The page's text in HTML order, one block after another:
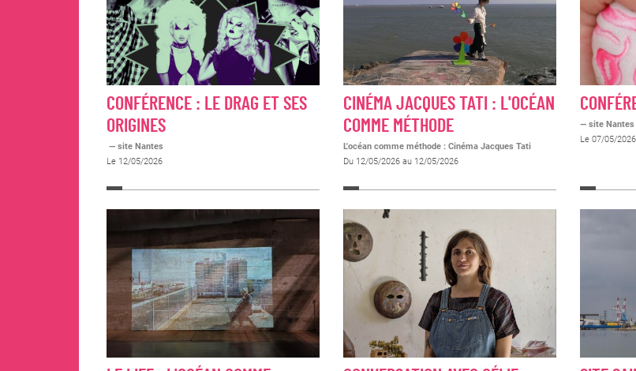
CONFÉRENCE : LE DRAG ET SES
ORIGINES
— site Nantes
Le 12/05/2026
CINÉMA JACQUES TATI : L'OCÉAN
COMME MÉTHODE
L'océan comme méthode : Cinéma Jacques Tati
Du 12/05/2026 au 12/05/2026
— site Nantes
Le 07/05/2026